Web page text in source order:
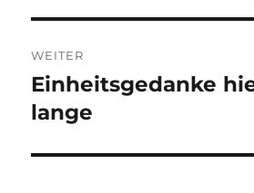
WEITER
Nächster
Beitrag:
Einheitsgedanke
lange